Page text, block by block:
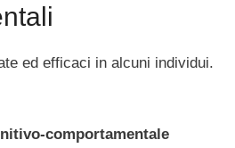
ed efficaci in alcuni individui.
comportamentale